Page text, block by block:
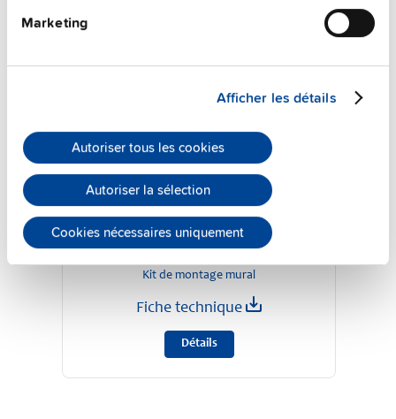
Marketing
Afficher les détails
Autoriser tous les cookies
Autoriser la sélection
Cookies nécessaires uniquement
ZM10.WALL
Kit de montage mural
Fiche technique
Détails